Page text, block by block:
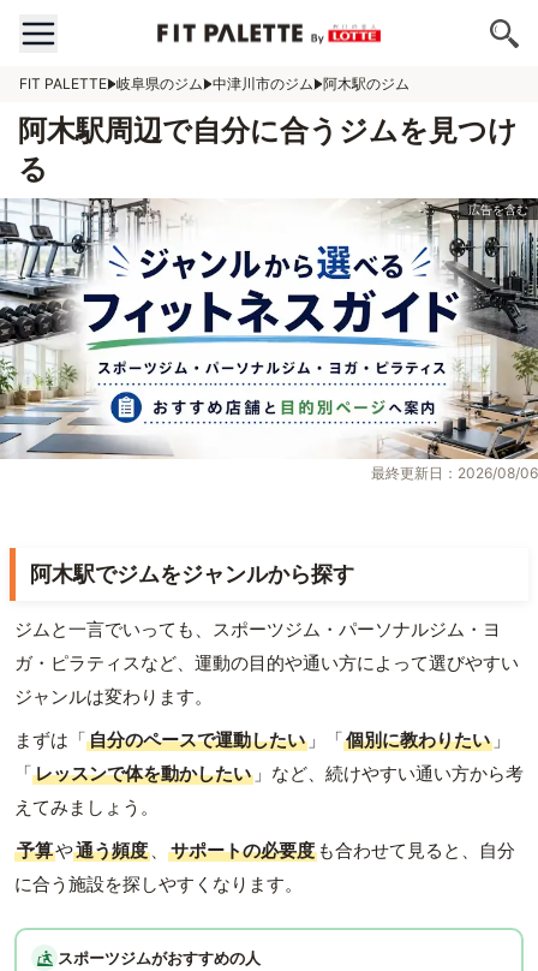
FIT PALETTE 岐阜県のジム 中津川市のジム 阿木駅のジム
阿木駅周辺で自分に合うジムを見つけ
る
最終更新日：2026/08/06
阿木駅でジムをジャンルから探す
ジムと一言でいっても、スポーツジム・パーソナルジム・ヨ
ガ・ピラティスなど、運動の目的や通い方によって選びやすい
ジャンルは変わります。
まずは「自分のペースで運動したい 」「個別に教わりたい 」
「レッスンで体を動かしたい 」など、続けやすい通い方から考
えてみましょう。
予算や通う頻度 、 サポートの必要度 も合わせて見ると、自分
に合う施設を探しやすくなります。
スポーツジムがおすすめの人